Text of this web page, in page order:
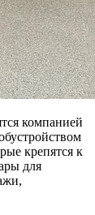
компанией
крепятся к
для